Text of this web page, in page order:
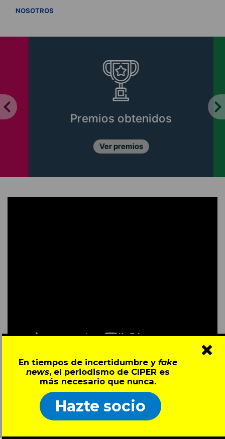
En tiempos de incertidumbre y fake
news, el periodismo de CIPER es
más necesario que nunca.
Hazte socio
×
NOSOTROS
Premios obtenidos
Ver premios